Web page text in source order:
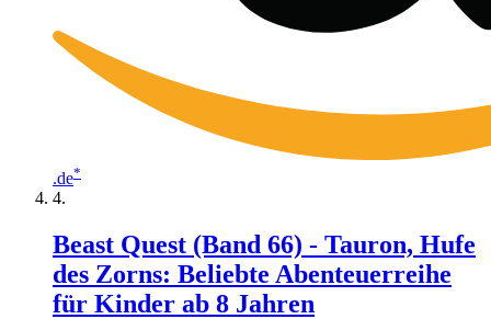
.de*
Beast Quest (Band 66) - Tauron, Hufe
des Zorns: Beliebte Abenteuerreihe
für Kinder ab 8 Jahren